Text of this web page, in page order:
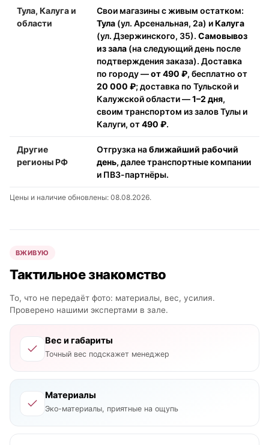
Тула, Калуга и
области
Свои магазины с живым остатком:
Тула (ул. Арсенальная, 2а) иКалуга
(ул. Дзержинского, 35). Самовывоз
из зала (на следующий день после
подтверждения заказа). Доставка
по городу —от 490 ₽, бесплатно от
20 000 ₽; доставка по Тульской и
Калужской области —1–2 дня,
своим транспортом из залов Тулы и
Калуги, от490 ₽.
Другие
регионы РФ
Отгрузка наближайший рабочий
день, далее транспортные компании
и ПВЗ-партнёры.
Цены и наличие обновлены: 08.08.2026.
ВЖИВУЮ
Тактильное знакомство
То, что не передаёт фото: материалы, вес, усилия.
Проверено нашими экспертами в зале.
Вес и габариты
Точный вес подскажет менеджер
Материалы
Эко-материалы, приятные на ощупь